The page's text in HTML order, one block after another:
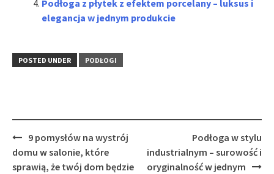
Podłoga z płytek z efektem porcelany – luksus i
elegancja w jednym produkcie
POSTED UNDER PODŁOGI
Post
navigation
9 pomysłów na wystrój
domu w salonie, które
sprawią, że twój dom będzie
Podłoga w stylu
industrialnym – surowość i
oryginalność w jednym